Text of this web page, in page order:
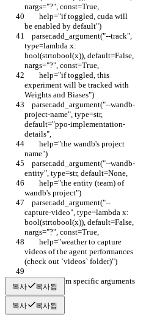
nargs="?", const=True,
be enabled by default")
type=lambda x:
bool(strtobool(x)), default=False,
nargs="?", const=True,
experiment will be tracked with
Weights and Biases")
project-name", type=str,
default="ppo-implementation-
details",
name")
entity", type=str, default=None,
wandb's project")
capture-video", type=lambda x:
bool(strtobool(x)), default=False,
nargs="?", const=True,
videos of the agent performances
(check out `videos` folder)")
    # Algorithm specific arguments
복사 복사됨
복사 복사됨